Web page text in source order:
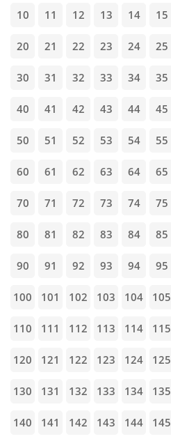
10 11 12 13 14 15
20 21 22 23 24 25
30 31 32 33 34 35
40 41 42 43 44 45
50 51 52 53 54 55
60 61 62 63 64 65
70 71 72 73 74 75
80 81 82 83 84 85
90 91 92 93 94 95
100 101 102 103 104 105
110 111 112 113 114 115
120 121 122 123 124 125
130 131 132 133 134 135
140 141 142 143 144 145